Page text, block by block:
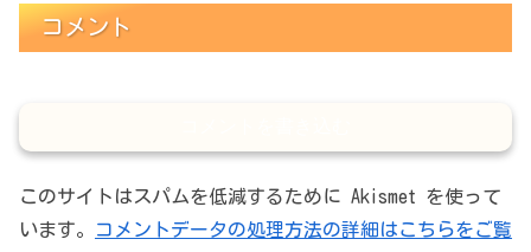
コメント
このサイトはスパムを低減するために Akismet を使って
います。
コメントデータの処理方法の詳細はこちらをご覧